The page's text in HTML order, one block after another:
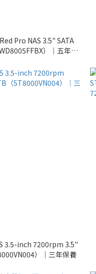
Pro NAS 3.5" SATA
）｜五年保
3.5-inch 7200rpm 3.5"
）｜三年保養